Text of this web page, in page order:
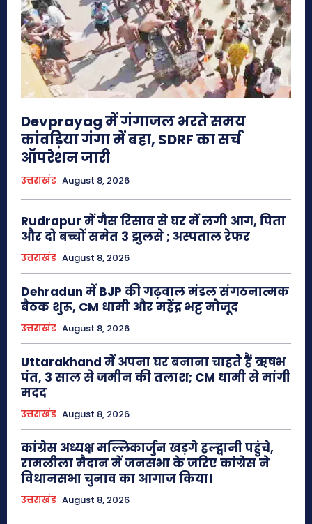
Devprayag में गंगाजल भरते समय
कांवड़िया गंगा में बहा, SDRF का सर्च
ऑपरेशन जारी
उत्तराखंड August 8, 2026
Rudrapur में गैस रिसाव से घर में लगी आग, पिता
और दो बच्चों समेत 3 झुलसे ; अस्पताल रेफर
उत्तराखंड August 8, 2026
Dehradun में BJP की गढ़वाल मंडल संगठनात्मक
बैठक शुरू, CM धामी और महेंद्र भट्ट मौजूद
उत्तराखंड August 8, 2026
Uttarakhand में अपना घर बनाना चाहते हैं ऋषभ
पंत, 3 साल से जमीन की तलाश; CM धामी से मांगी
मदद
उत्तराखंड August 8, 2026
कांग्रेस अध्यक्ष मल्लिकार्जुन खड़गे हल्द्वानी पहुंचे,
रामलीला मैदान में जनसभा के जरिए कांग्रेस ने
विधानसभा चुनाव का आगाज किया।
उत्तराखंड August 8, 2026